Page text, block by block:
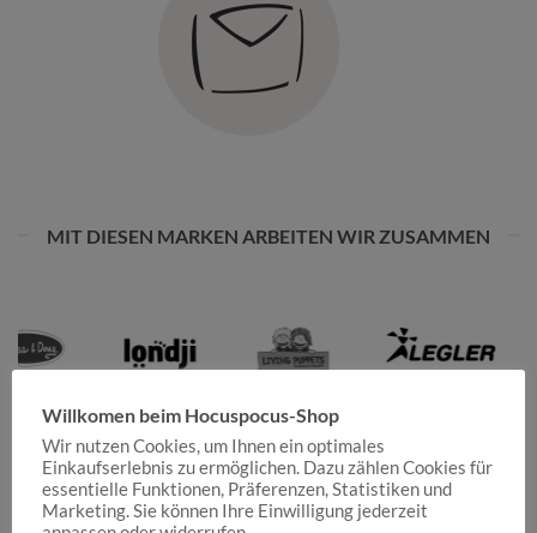
MIT DIESEN MARKEN ARBEITEN WIR ZUSAMMEN
Willkomen beim Hocuspocus-Shop
Wir nutzen Cookies, um Ihnen ein optimales
Einkaufserlebnis zu ermöglichen. Dazu zählen Cookies für
essentielle Funktionen, Präferenzen, Statistiken und
Marketing. Sie können Ihre Einwilligung jederzeit